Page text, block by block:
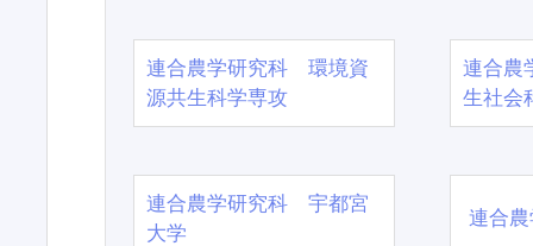
連合農学研究科 環境資
源共生科学専攻
連合農
生社会
連合農学研究科 宇都宮
大学
連合